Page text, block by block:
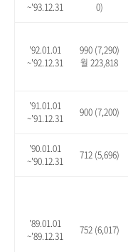
~'93.12.31
0)
'92.01.01
~'92.12.31
990 (7,290)
월 223,818
'91.01.01
~'91.12.31
900 (7,200)
'90.01.01
~'90.12.31
712 (5,696)
'89.01.01
~'89.12.31
752 (6,017)